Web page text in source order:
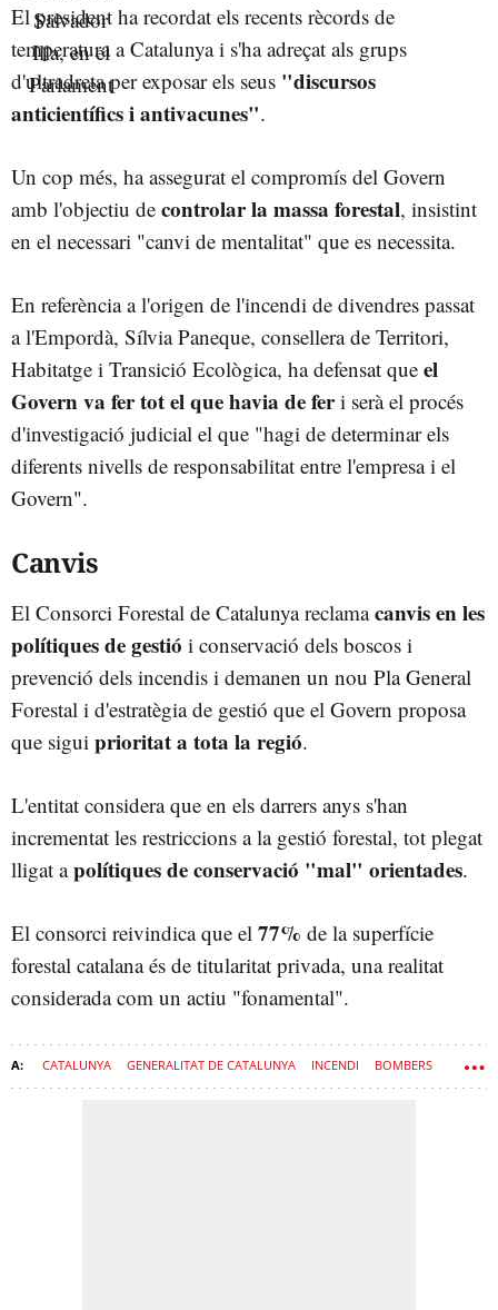
El president ha recordat els recents rècords de
temperatura a Catalunya i s'ha adreçat als grups
d'ultradreta per exposar els seus "discursos
anticientífics i antivacunes".
Un cop més, ha assegurat el compromís del Govern
amb l'objectiu de controlar la massa forestal, insistint
en el necessari "canvi de mentalitat" que es necessita.
En referència a l'origen de l'incendi de divendres passat
a l'Empordà, Sílvia Paneque, consellera de Territori,
Habitatge i Transició Ecològica, ha defensat que el
Govern va fer tot el que havia de feri serà el procés
d'investigació judicial el que "hagi de determinar els
diferents nivells de responsabilitat entre l'empresa i el
Govern".
Canvis
El Consorci Forestal de Catalunya reclamacanvis en les
polítiques de gestió i conservació dels boscos i
prevenció dels incendis i demanen un nou Pla General
Forestal i d'estratègia de gestió que el Govern proposa
que sigui prioritat a tota la regió.
L'entitat considera que en els darrers anys s'han
incrementat les restriccions a la gestió forestal, tot plegat
lligat apolítiques de conservació "mal" orientades.
El consorci reivindica que el 77% de la superfície
forestal catalana és de titularitat privada, una realitat
considerada com un actiu "fonamental".
CATALUNYA GENERALITAT DE CATALUNYA INCENDI BOMBERS